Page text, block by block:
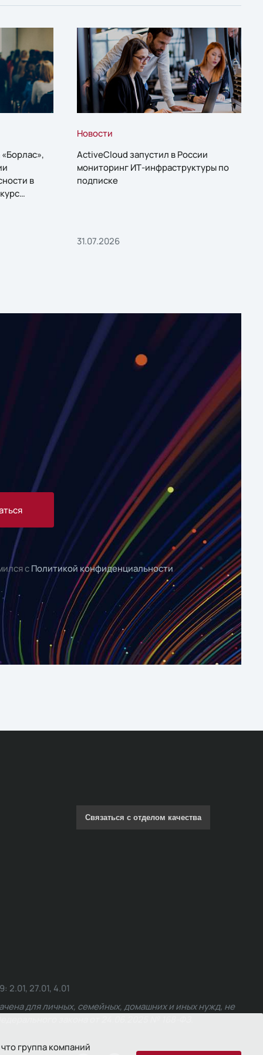
в
Новости
ActiveCloud запустил в России
мониторинг ИТ-инфраструктуры по
подписке
31.07.2026
сПолитикой конфиденциальности
группа компаний
Связаться с отделом качества
27.01, 4.01
для личных, семейных, домашних и иных нужд, не